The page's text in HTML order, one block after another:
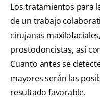
Los tratamientos para
de un trabajo
cirujanas
prostodoncistas, así
Cuanto antes se
mayores serán las
resultado favorable.